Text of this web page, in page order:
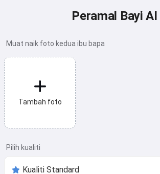
Peramal Bayi AI
Muat naik foto kedua ibu bapa
Tambah foto
Pilih kualiti